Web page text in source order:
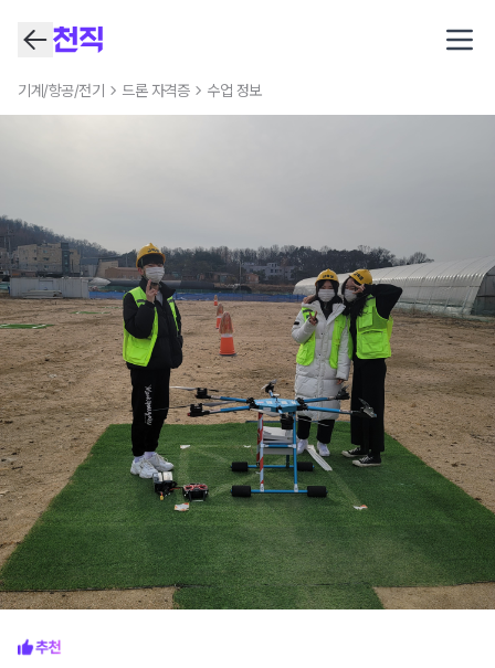
기계/항공/전기 드론 자격증 수업 정보